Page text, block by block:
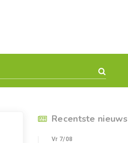
Recentste nieuws
Vr 7/08